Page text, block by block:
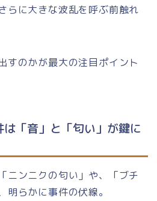
らに大きな波乱を呼ぶ前触れ
すのかが最大の注目ポイント
「音」と「匂い」が鍵に
ニンニクの匂い」や、「ブチ
明らかに事件の伏線。